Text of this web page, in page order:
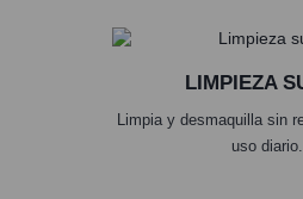
LIMPIEZA
Limpia y desmaquilla sin
uso diario.